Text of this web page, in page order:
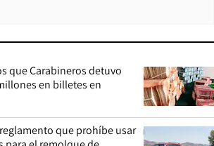
que Carabineros detuvo
en billetes en
que prohíbe usar